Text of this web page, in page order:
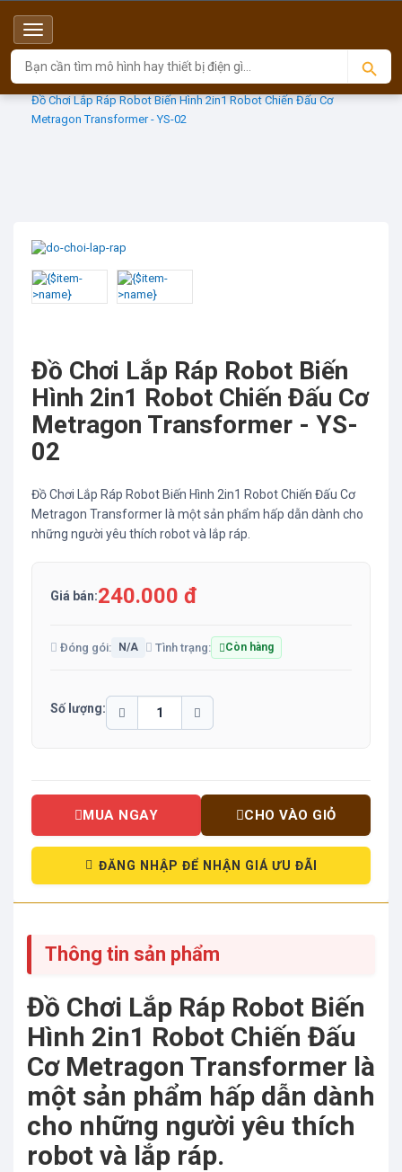
Menu
Top
Sản phẩm DEFORMATION
Đồ Chơi Lắp Ráp Robot Biến Hình 2in1 Robot Chiến Đấu Cơ
Metragon Transformer - YS-02
Đồ Chơi Lắp Ráp Robot Biến
Hình 2in1 Robot Chiến Đấu Cơ
Metragon Transformer - YS-
02
Đồ Chơi Lắp Ráp Robot Biến Hình 2in1 Robot Chiến Đấu Cơ
Metragon Transformer là một sản phẩm hấp dẫn dành cho
những người yêu thích robot và lắp ráp.
Giá bán:240.000 đ
Đóng gói: N/A Tình trạng: Còn hàng
Số lượng:
MUA NGAY CHO VÀO GIỎ
ĐĂNG NHẬP ĐỂ NHẬN GIÁ ƯU ĐÃI
Thông tin sản phẩm
Đồ Chơi Lắp Ráp Robot Biến
Hình 2in1 Robot Chiến Đấu
Cơ Metragon Transformer là
một sản phẩm hấp dẫn dành
cho những người yêu thích
robot và lắp ráp.